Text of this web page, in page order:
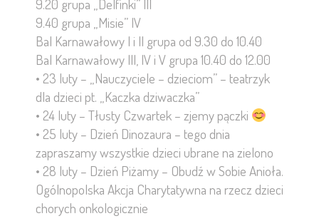
9.20 grupa „Delfinki” III
9.40 grupa „Misie” IV
Bal Karnawałowy I i II grupa od 9.30 do 10.40
Bal Karnawałowy III, IV i V grupa 10.40 do 12.00
• 23 luty – „Nauczyciele – dzieciom” – teatrzyk
dla dzieci pt. „Kaczka dziwaczka”
• 24 luty – Tłusty Czwartek – zjemy pączki
• 25 luty – Dzień Dinozaura – tego dnia
zapraszamy wszystkie dzieci ubrane na zielono
• 28 luty – Dzień Piżamy – Obudź w Sobie Anioła.
Ogólnopolska Akcja Charytatywna na rzecz dzieci
chorych onkologicznie